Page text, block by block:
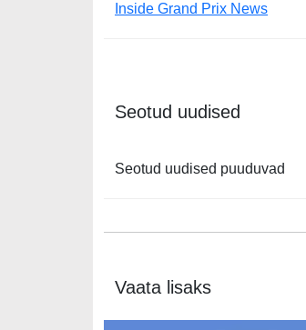
Inside Grand Prix News
Seotud uudised
Seotud uudised puuduvad
Vaata lisaks